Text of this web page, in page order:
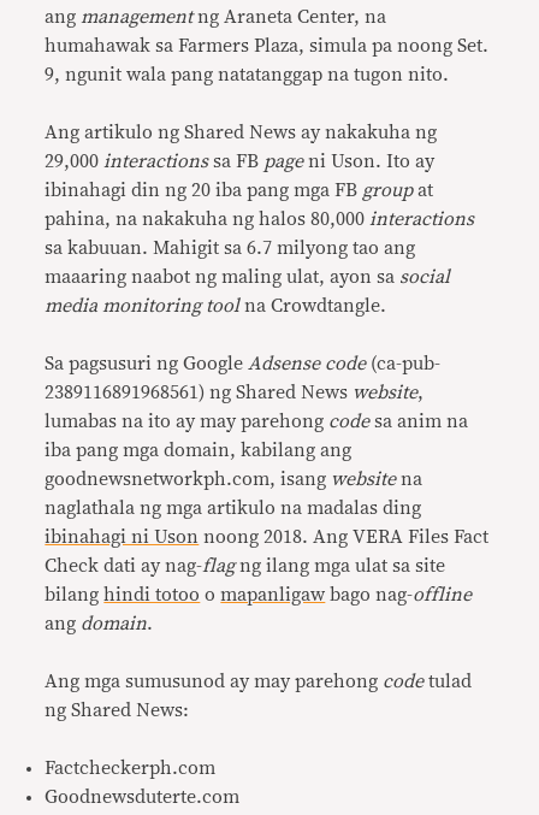
angmanagementng Araneta Center, na
humahawak sa Farmers Plaza, simula pa noong Set.
9, ngunit wala pang natatanggap na tugon nito.
Ang artikulo ng Shared News ay nakakuha ng
29,000interactionssa FB pageni Uson. Ito ay
ibinahagi din ng 20 iba pang mga FB groupat
pahina, na nakakuha ng halos 80,000interactions
sa kabuuan. Mahigit sa 6.7 milyong tao ang
maaaring naabot ng maling ulat, ayon sa social
media monitoring toolna Crowdtangle.
Sa pagsusuri ng GoogleAdsense code(ca-pub-
2389116891968561) ng Shared News website,
lumabas na ito ay may parehong codesa anim na
iba pang mga domain, kabilang ang
goodnewsnetworkph.com, isang websitena
naglathala ng mga artikulo na madalas ding
ibinahagi ni Uson noong 2018. Ang VERA Files Fact
Check dati ay nag-flagng ilang mga ulat sa site
bilanghindi totoo omapanligaw bago nag-offline
ang domain.
Ang mga sumusunod ay may parehong codetulad
ng Shared News:
Factcheckerph.com
Goodnewsduterte.com